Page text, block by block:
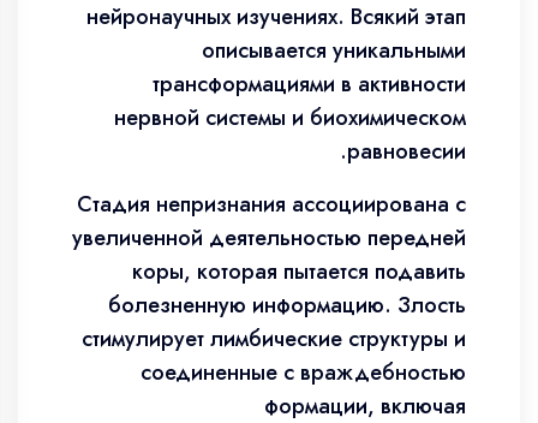
нейронаучных изучениях. Всякий этап
описывается уникальными
трансформациями в активности
нервной системы и биохимическом
равновесии.
Стадия непризнания ассоциирована с
увеличенной деятельностью передней
коры, которая пытается подавить
болезненную информацию. Злость
стимулирует лимбические структуры и
соединенные с враждебностью
формации, включая